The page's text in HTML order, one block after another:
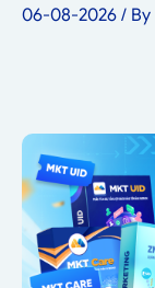
06-08-2026 / By